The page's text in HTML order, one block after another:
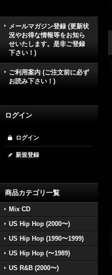
メールマガジン登録 (更新状
況やお得な情報等をお知ら
せいたします。是非ご登録
下さい！)
ご利用案内 (ご注文前に必ず
お読み下さい！)
ログイン
ログイン
新規登録
商品カテゴリ一覧
Mix CD
US Hip Hop (2000〜)
US Hip Hop (1990〜1999)
US Hip Hop (〜1989)
US R&B (2000〜)